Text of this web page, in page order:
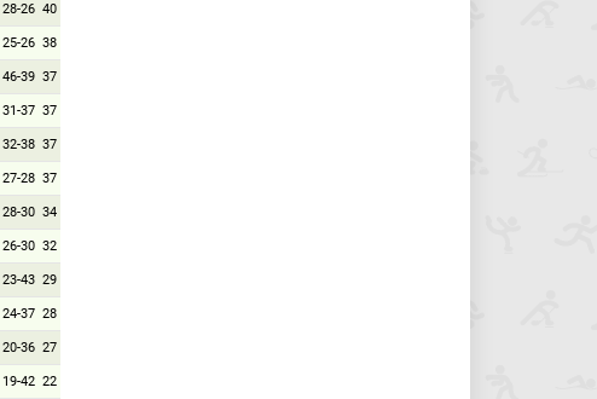
28-26 40
25-26 38
46-39 37
31-37 37
32-38 37
27-28 37
28-30 34
26-30 32
23-43 29
24-37 28
20-36 27
19-42 22